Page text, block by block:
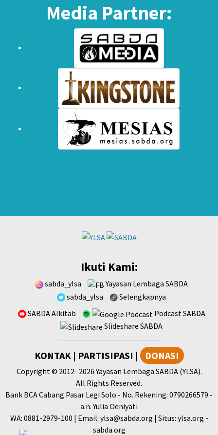
Media Partner:
Ikuti Kami:
sabda_ylsa
Yayasan Lembaga SABDA
sabda_ylsa
Selengkapnya
SABDA Alkitab
Podcast SABDA
Slideshare SABDA
KONTAK | PARTISIPASI | DONASI
Copyright © 2012- 2026Yayasan Lembaga SABDA (YLSA).
All Rights Reserved.
Bank BCA Cabang Pasar Legi Solo - No. Rekening: 0790266579 -
a.n. Yulia Oeniyati
WA: 0881-2979-100 | Email: ylsa@sabda.org | Situs: ylsa.org -
sabda.org